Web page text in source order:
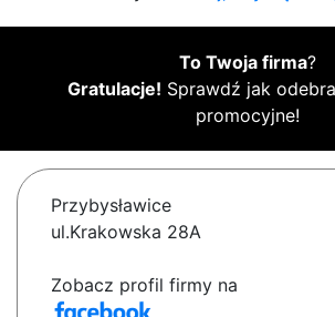
To Twoja firma?
Gratulacje! Sprawdź jak
promocyjne!
Przybysławice
ul.Krakowska 28A
Zobacz profil firmy na